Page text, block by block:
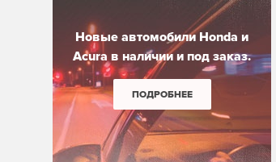
Новые автомобили Honda и
Acura в наличии и под заказ.
ПОДРОБНЕЕ